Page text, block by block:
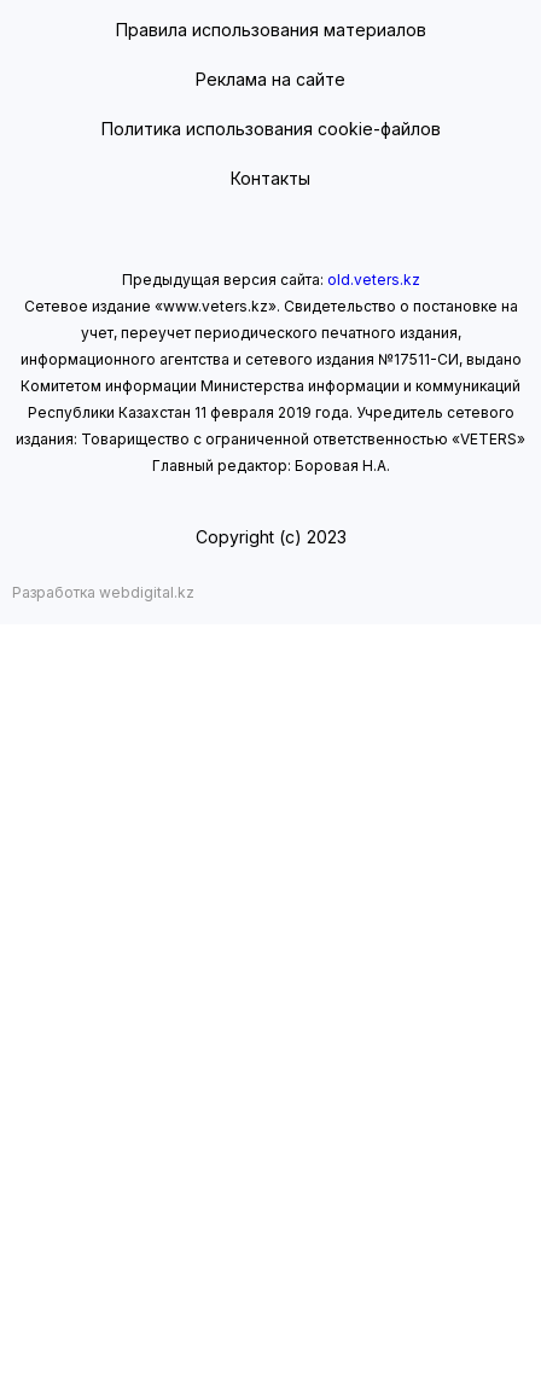
Правила использования материалов
Реклама на сайте
Политика использования cookie-файлов
Контакты
Предыдущая версия сайта: old.veters.kz
Сетевое издание «www.veters.kz». Свидетельство о постановке на
учет, переучет периодического печатного издания,
информационного агентства и сетевого издания №17511-СИ, выдано
Комитетом информации Министерства информации и коммуникаций
Республики Казахстан 11 февраля 2019 года. Учредитель сетевого
издания: Товарищество с ограниченной ответственностью «VETERS»
Главный редактор: Боровая Н.А.
Copyright (с) 2023
Разработка webdigital.kz